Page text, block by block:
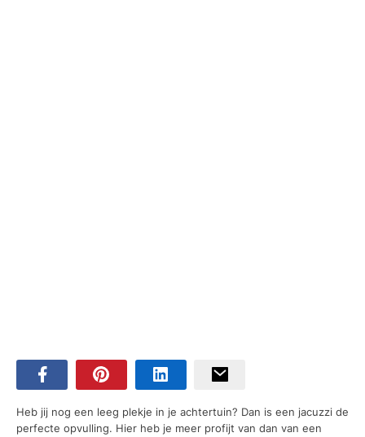
Heb jij nog een leeg plekje in je achtertuin? Dan is een jacuzzi de
perfecte opvulling. Hier heb je meer profijt van dan van een